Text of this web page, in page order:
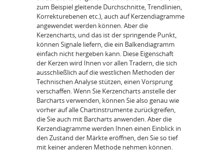
zum Beispiel gleitende Durchschnitte, Trendlinien,
Korrekturebenen etc.), auch auf Kerzendiagramme
angewendet werden können. Aber die
Kerzencharts, und das ist der springende Punkt,
können Signale liefern, die ein Balkendiagramm
einfach nicht hergeben kann. Diese Eigenschaft
der Kerzen wird Ihnen vor allen Tradern, die sich
ausschließlich auf die westlichen Methoden der
Technischen Analyse stützen, einen Vorsprung
verschaffen. Wenn Sie Kerzencharts anstelle der
Barcharts verwenden, können Sie also genau wie
vorher auf alle Chartinstrumente zurückgreifen,
die Sie auch mit Barcharts anwenden. Aber die
Kerzendiagramme werden Ihnen einen Einblick in
den Zustand der Märkte eröffnen, den Sie so tief
mit keiner anderen Methode nehmen können.